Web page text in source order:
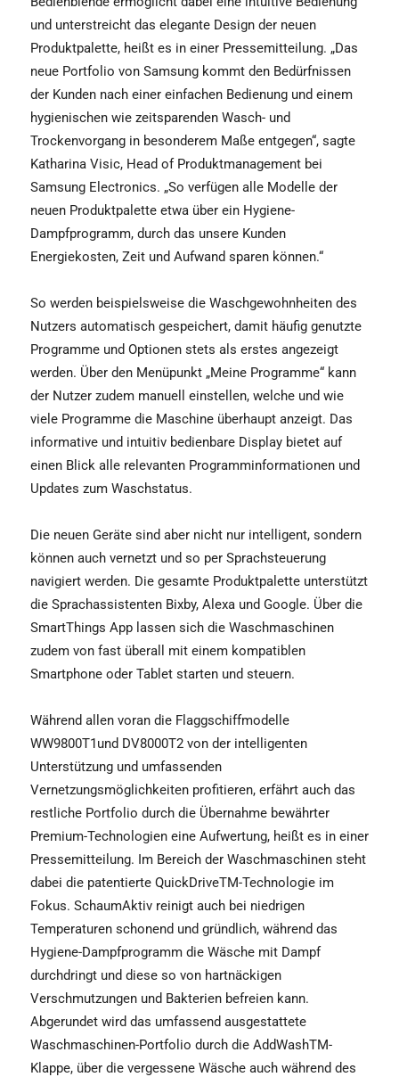
und unterstreicht das elegante Design der neuen
Produktpalette, heißt es in einer Pressemitteilung. „Das
neue Portfolio von Samsung kommt den Bedürfnissen
der Kunden nach einer einfachen Bedienung und einem
hygienischen wie zeitsparenden Wasch- und
Trockenvorgang in besonderem Maße entgegen“, sagte
Katharina Visic, Head of Produktmanagement bei
Samsung Electronics. „So verfügen alle Modelle der
neuen Produktpalette etwa über ein Hygiene-
Dampfprogramm, durch das unsere Kunden
Energiekosten, Zeit und Aufwand sparen können.“
So werden beispielsweise die Waschgewohnheiten des
Nutzers automatisch gespeichert, damit häufig genutzte
Programme und Optionen stets als erstes angezeigt
werden. Über den Menüpunkt „Meine Programme“ kann
der Nutzer zudem manuell einstellen, welche und wie
viele Programme die Maschine überhaupt anzeigt. Das
informative und intuitiv bedienbare Display bietet auf
einen Blick alle relevanten Programminformationen und
Updates zum Waschstatus.
Die neuen Geräte sind aber nicht nur intelligent, sondern
können auch vernetzt und so per Sprachsteuerung
navigiert werden. Die gesamte Produktpalette unterstützt
die Sprachassistenten Bixby, Alexa und Google. Über die
SmartThings App lassen sich die Waschmaschinen
zudem von fast überall mit einem kompatiblen
Smartphone oder Tablet starten und steuern.
Während allen voran die Flaggschiffmodelle
WW9800T1und DV8000T2 von der intelligenten
Unterstützung und umfassenden
Vernetzungsmöglichkeiten profitieren, erfährt auch das
restliche Portfolio durch die Übernahme bewährter
Premium-Technologien eine Aufwertung, heißt es in einer
Pressemitteilung. Im Bereich der Waschmaschinen steht
dabei die patentierte QuickDriveTM-Technologie im
Fokus. SchaumAktiv reinigt auch bei niedrigen
Temperaturen schonend und gründlich, während das
Hygiene-Dampfprogramm die Wäsche mit Dampf
durchdringt und diese so von hartnäckigen
Verschmutzungen und Bakterien befreien kann.
Abgerundet wird das umfassend ausgestattete
Waschmaschinen-Portfolio durch die AddWashTM-
Klappe, über die vergessene Wäsche auch während des